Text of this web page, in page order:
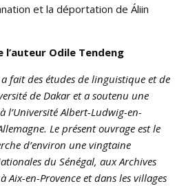
et la déportation de Áliin
l’auteur Odile Tendeng
a fait des études de linguistique et de
de Dakar et a soutenu une
l’Université Albert-Ludwig-en-
Le présent ouvrage est le
d’environ une vingtaine
du Sénégal, aux Archives
Aix-en-Provence et dans les villages